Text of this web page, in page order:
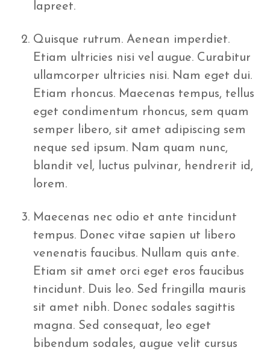
lapreet.
Quisque rutrum. Aenean imperdiet.
Etiam ultricies nisi vel augue. Curabitur
ullamcorper ultricies nisi. Nam eget dui.
Etiam rhoncus. Maecenas tempus, tellus
eget condimentum rhoncus, sem quam
semper libero, sit amet adipiscing sem
neque sed ipsum. Nam quam nunc,
blandit vel, luctus pulvinar, hendrerit id,
lorem.
Maecenas nec odio et ante tincidunt
tempus. Donec vitae sapien ut libero
venenatis faucibus. Nullam quis ante.
Etiam sit amet orci eget eros faucibus
tincidunt. Duis leo. Sed fringilla mauris
sit amet nibh. Donec sodales sagittis
magna. Sed consequat, leo eget
bibendum sodales, augue velit cursus